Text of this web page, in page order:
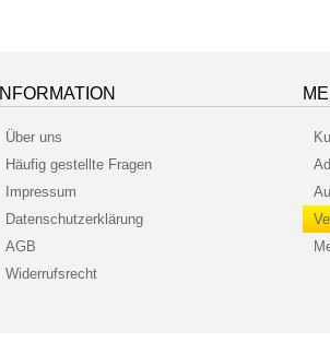
INFORMATION
Über uns
Häufig gestellte Fragen
Impressum
Datenschutzerklärung
AGB
Widerrufsrecht